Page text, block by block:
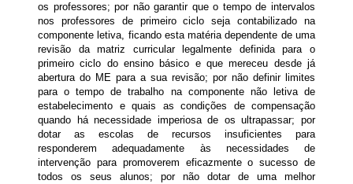
os professores; por não garantir que o tempo de intervalos
nos professores de primeiro ciclo seja contabilizado na
componente letiva, ficando esta matéria dependente de uma
revisão da matriz curricular legalmente definida para o
primeiro ciclo do ensino básico e que mereceu desde já
abertura do ME para a sua revisão; por não definir limites
para o tempo de trabalho na componente não letiva de
estabelecimento e quais as condições de compensação
quando há necessidade imperiosa de os ultrapassar; por
dotar as escolas de recursos insuficientes para
responderem adequadamente às necessidades de
intervenção para promoverem eficazmente o sucesso de
todos os seus alunos; por não dotar de uma melhor